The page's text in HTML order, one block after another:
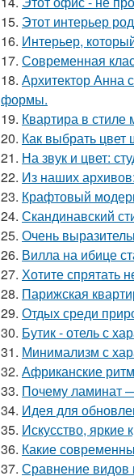
15. Этот интерьер
16. Интерьер,
17. Современная
18. Архитектор Анна
формы.
19. Квартира в
20. Как выбрать
21. На звук и цвет:
22. Из наших
23. Крафтовый
24. Скандинавский
25. Очень
26. Вилла на ибице
27. Хотите спрятать
28. Парижская
29. Отдых среди
30. Бутик - отель с
31. Минимализм с
32. Африканские
33. Почему ламинат
34. Идея для
35. Искусство, яркие
36. Какие
37. Сравнение видов